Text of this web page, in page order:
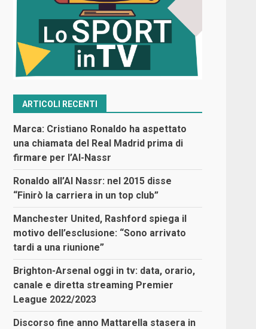
ARTICOLI RECENTI
Marca: Cristiano Ronaldo ha aspettato
una chiamata del Real Madrid prima di
firmare per l’Al-Nassr
Ronaldo all’Al Nassr: nel 2015 disse
“Finirò la carriera in un top club”
Manchester United, Rashford spiega il
motivo dell’esclusione: “Sono arrivato
tardi a una riunione”
Brighton-Arsenal oggi in tv: data, orario,
canale e diretta streaming Premier
League 2022/2023
Discorso fine anno Mattarella stasera in